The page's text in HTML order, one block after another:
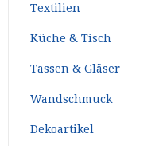
Textilien
Küche & Tisch
Tassen & Gläser
Wandschmuck
Dekoartikel